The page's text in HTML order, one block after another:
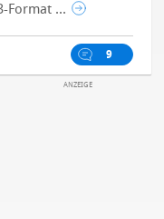
Format ...
9